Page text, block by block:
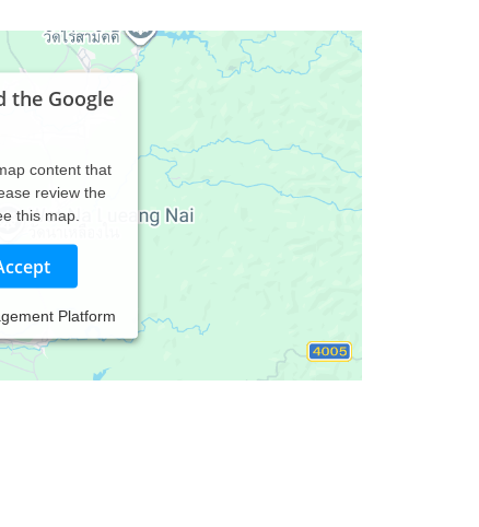
the Google
content that
review the
this map.
Platform